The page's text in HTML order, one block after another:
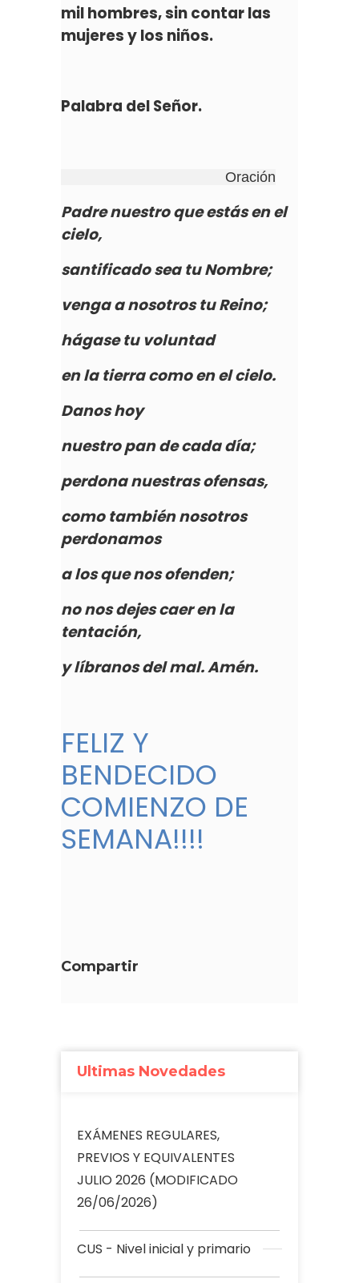
mil hombres, sin contar las
mujeres y los niños.
Palabra del Señor.
Oración
Padre nuestro que estás en el
cielo,
santificado sea tu Nombre;
venga a nosotros tu Reino;
hágase tu voluntad
en la tierra como en el cielo.
Danos hoy
nuestro pan de cada día;
perdona nuestras ofensas,
como también nosotros
perdonamos
a los que nos ofenden;
no nos dejes caer en la
tentación,
y líbranos del mal. Amén.
FELIZ Y
BENDECIDO
COMIENZO DE
SEMANA!!!!
Compartir
Ultimas Novedades
EXÁMENES REGULARES,
PREVIOS Y EQUIVALENTES
JULIO 2026 (MODIFICADO
26/06/2026)
CUS - Nivel inicial y primario